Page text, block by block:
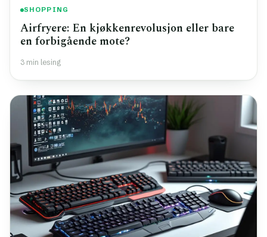
SHOPPING
Airfryere: En kjøkkenrevolusjon eller bare
en forbigående mote?
3 min lesing